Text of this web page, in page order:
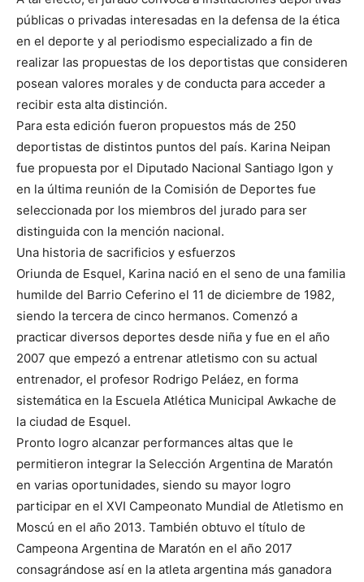
públicas o privadas interesadas en la defensa de la ética
en el deporte y al periodismo especializado a fin de
realizar las propuestas de los deportistas que consideren
posean valores morales y de conducta para acceder a
recibir esta alta distinción.
Para esta edición fueron propuestos más de 250
deportistas de distintos puntos del país. Karina Neipan
fue propuesta por el Diputado Nacional Santiago Igon y
en la última reunión de la Comisión de Deportes fue
seleccionada por los miembros del jurado para ser
distinguida con la mención nacional.
Una historia de sacrificios y esfuerzos
Oriunda de Esquel, Karina nació en el seno de una familia
humilde del Barrio Ceferino el 11 de diciembre de 1982,
siendo la tercera de cinco hermanos. Comenzó a
practicar diversos deportes desde niña y fue en el año
2007 que empezó a entrenar atletismo con su actual
entrenador, el profesor Rodrigo Peláez, en forma
sistemática en la Escuela Atlética Municipal Awkache de
la ciudad de Esquel.
Pronto logro alcanzar performances altas que le
permitieron integrar la Selección Argentina de Maratón
en varias oportunidades, siendo su mayor logro
participar en el XVI Campeonato Mundial de Atletismo en
Moscú en el año 2013. También obtuvo el título de
Campeona Argentina de Maratón en el año 2017
consagrándose así en la atleta argentina más ganadora